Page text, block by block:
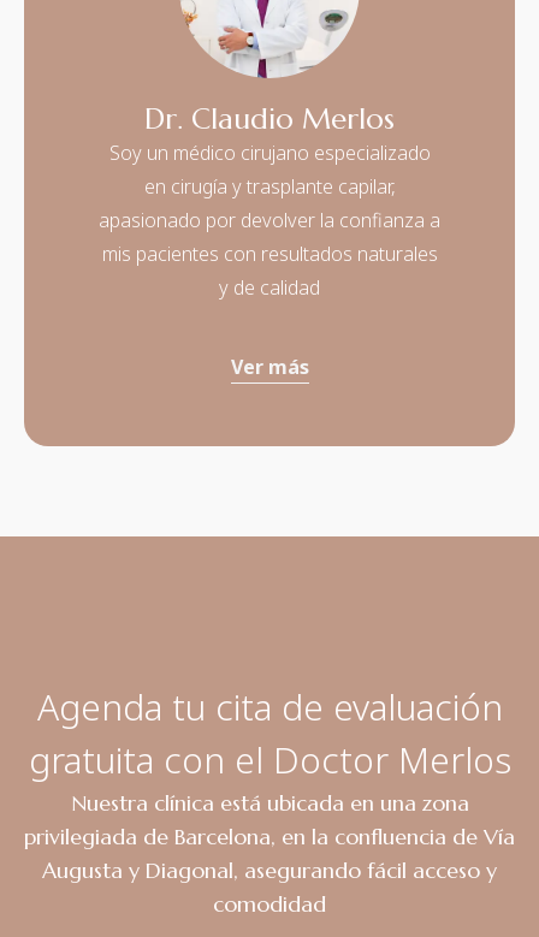
Dr. Claudio Merlos
Soy un médico cirujano especializado
en cirugía y trasplante capilar,
apasionado por devolver la confianza a
mis pacientes con resultados naturales
y de calidad
Ver más
Agenda tu cita de evaluación
gratuita con el Doctor Merlos
Nuestra clínica está ubicada en una zona
privilegiada de Barcelona, en la confluencia de Vía
Augusta y Diagonal, asegurando fácil acceso y
comodidad